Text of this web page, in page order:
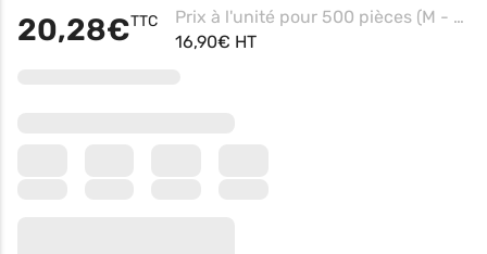
20,28€TTC
Prix à l'unité pour 500 pièces (M - Black, Impression coeur)
16,90€ HT